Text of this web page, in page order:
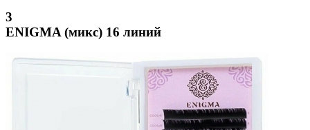
3
ENIGMA (микс) 16 линий